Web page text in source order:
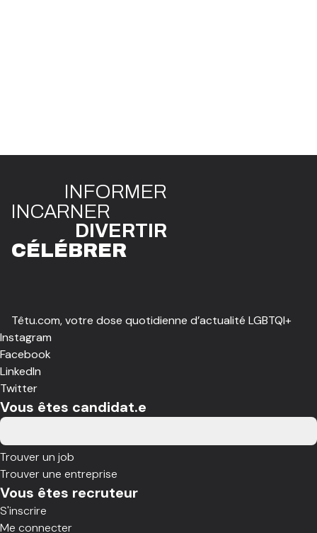
INFORMER
INCARNER
DIVERTIR
CÉLÉBRER
Têtu.com, votre dose quotidienne d’actualité LGBTQI+
Instagram
Facebook
LinkedIn
Twitter
Vous êtes candidat.e
Trouver un job
Trouver une entreprise
Vous êtes recruteur
S'inscrire
Me connecter